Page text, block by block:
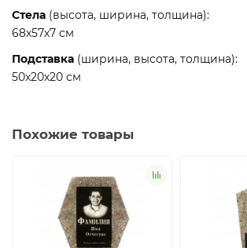
Стела (высота, ширина, толщина):
68х57х7 см
Подставка (ширина, высота, толщина):
50х20х20 см
Похожие товары